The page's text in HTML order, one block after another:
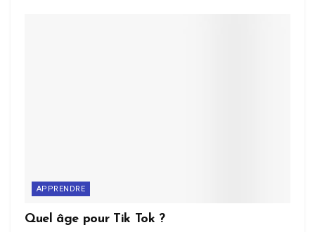
APPRENDRE
Quel âge pour Tik Tok ?